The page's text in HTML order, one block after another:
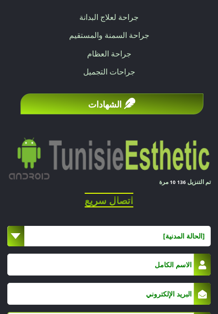
جراحة لعلاج البدانة
جراحة السمنة والمستقيم
جراحة العظام
جراحات التجميل
الشهادات
تم التنزيل 10 136 مرة
اتصال سريع
[الحالة المدنية]